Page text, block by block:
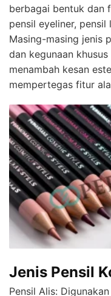
berbagai bentuk dan
pensil eyeliner,
Masing-masing jenis
dan kegunaan
menambah kesan
mempertegas fitur
Jenis Pensil
Pensil Alis: